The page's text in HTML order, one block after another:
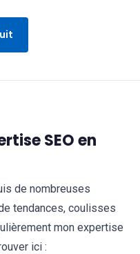
SEO en
de nombreuses
tendances, coulisses
mon expertise
ici :